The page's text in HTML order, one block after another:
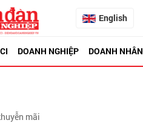
English
DOANH NGHIỆP DOANH NHÂN
mãi